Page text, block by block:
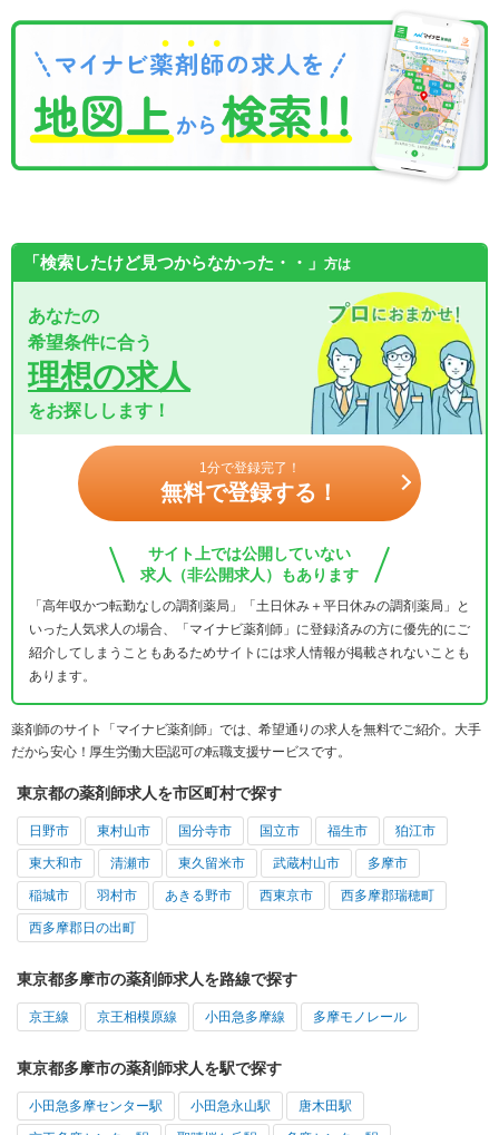
「検索したけど見つからなかった・・」 方は
あなたの
希望条件に合う
理想の求人
をお探しします！
1分で登録完了！
無料で登録する！
サイト上では公開していない
求人（非公開求人）もあります
「高年収かつ転勤なしの調剤薬局」「土日休み＋平日休みの調剤薬局」と
いった人気求人の場合、「マイナビ薬剤師」に登録済みの方に優先的にご
紹介してしまうこともあるためサイトには求人情報が掲載されないことも
あります。
薬剤師のサイト「マイナビ薬剤師」では、希望通りの求人を無料でご紹介。大手
だから安心！厚生労働大臣認可の転職支援サービスです。
東京都の薬剤師求人を市区町村で探す
日野市 東村山市 国分寺市 国立市 福生市 狛江市
東大和市 清瀬市 東久留米市 武蔵村山市 多摩市
稲城市 羽村市 あきる野市 西東京市 西多摩郡瑞穂町
西多摩郡日の出町
東京都多摩市の薬剤師求人を路線で探す
京王線 京王相模原線 小田急多摩線 多摩モノレール
東京都多摩市の薬剤師求人を駅で探す
小田急多摩センター駅 小田急永山駅 唐木田駅